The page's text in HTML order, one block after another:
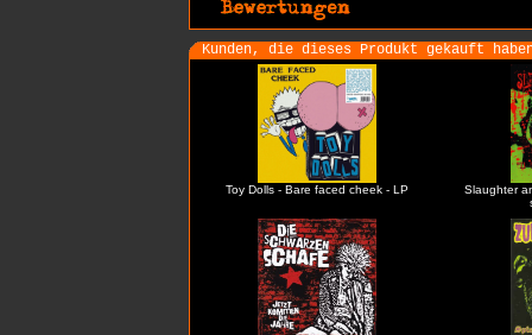
Kunden, die dieses Produkt gekauft
Toy Dolls - Bare faced cheek - LP
Slaughter